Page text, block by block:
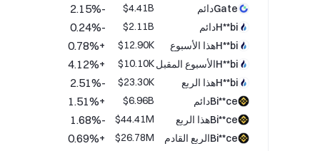
Gateدائم
$4.41B
-2.15%
H**biدائم $2.11B
-0.24%
H**biهذا الأسبوع $12.90K
+0.78%
H**biالأسبوع المقبل $10.10K
+4.12%
H**biهذا الربع $23.30K
-2.51%
Bi**ceدائم $6.96B
+1.51%
Bi**ceهذا الربع $44.41M
-1.68%
Bi**ceالربع القادم $26.78M
+0.69%